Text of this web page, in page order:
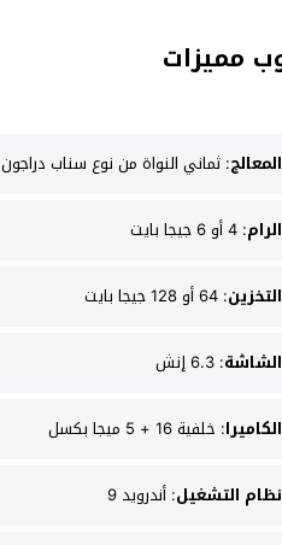
المعالج: ثماني النواة من نوع سناب دراجون 710
الرام: 4 أو 6 جيجا بايت
التخزين: 64 أو 128 جيجا بايت
الشاشة: 6.3 إنش
الكاميرا: خلفية 16 + 5 ميجا بكسل
نظام التشغيل: أندرويد 9